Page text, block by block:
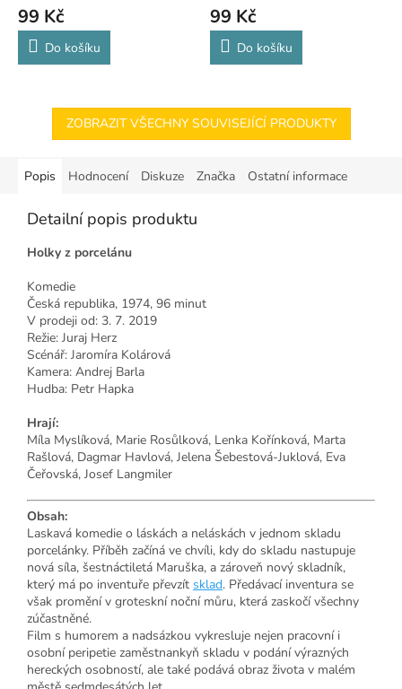
99 Kč
Do košíku
99 Kč
Do košíku
ZOBRAZIT VŠECHNY SOUVISEJÍCÍ PRODUKTY
Popis Hodnocení Diskuze Značka Ostatní informace
Detailní popis produktu
Holky z porcelánu
Komedie
Česká republika, 1974, 96 minut
V prodeji od: 3. 7. 2019
Režie: Juraj Herz
Scénář: Jaromíra Kolárová
Kamera: Andrej Barla
Hudba: Petr Hapka
Hrají:
Míla Myslíková, Marie Rosůlková, Lenka Kořínková, Marta
Rašlová, Dagmar Havlová, Jelena Šebestová-Juklová, Eva
Čeřovská, Josef Langmiler
Obsah:
Laskavá komedie o láskách a neláskách v jednom skladu
porcelánky. Příběh začíná ve chvíli, kdy do skladu nastupuje
nová síla, šestnáctiletá Maruška, a zároveň nový skladník,
který má po inventuře převzít sklad. Předávací inventura se
však promění v groteskní noční můru, která zaskočí všechny
zúčastněné.
Film s humorem a nadsázkou vykresluje nejen pracovní i
osobní peripetie zaměstnankyň skladu v podání výrazných
hereckých osobností, ale také podává obraz života v malém